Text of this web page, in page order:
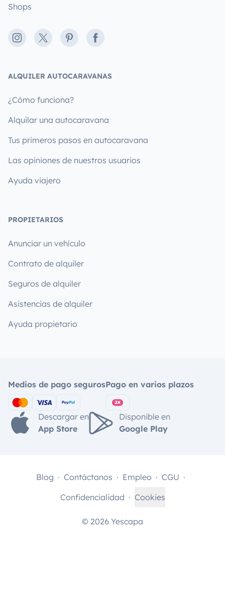
Shops
Instagram
X PinterestFacebook
ALQUILER AUTOCARAVANAS
¿Cómo funciona?
Alquilar una autocaravana
Tus primeros pasos en autocaravana
Las opiniones de nuestros usuarios
Ayuda viajero
PROPIETARIOS
Anunciar un vehículo
Contrato de alquiler
Seguros de alquiler
Asistencias de alquiler
Ayuda propietario
Medios de pago segurosPago en varios plazos
Descargar en
App Store
Disponible en
Google Play
© 2026 Yescapa
Blog Contáctanos Empleo
CGU
Confidencialidad
Cookies